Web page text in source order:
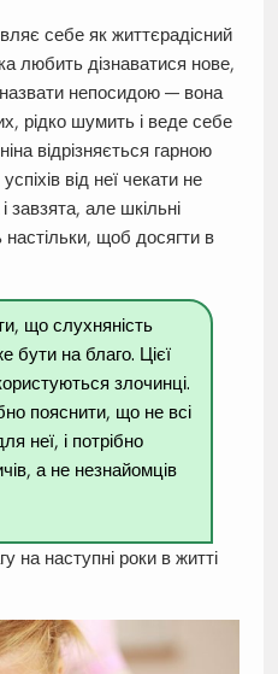
себе як життєрадісний
любить дізнаватися нове,
непосидою — вона
рідко шумить і веде себе
відрізняється гарною
від неї чекати не
завзята, але шкільні
щоб досягти в
що слухняність
бути на благо. Цієї
злочинці.
пояснити, що не всі
неї, і потрібно
а не незнайомців
на наступні роки в житті